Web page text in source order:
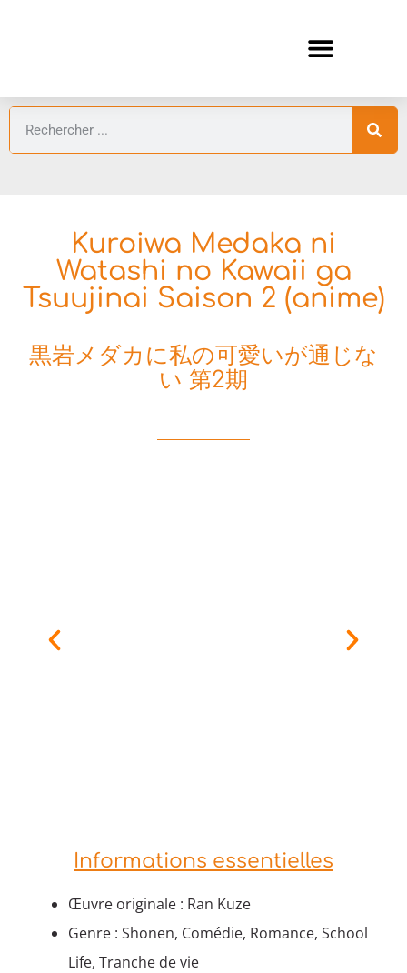
Kuroiwa Medaka ni
Watashi no Kawaii ga
Tsuujinai Saison 2 (anime)
黒岩メダカに私の可愛いが通じな
い 第2期
Informations essentielles
Œuvre originale : Ran Kuze
Genre : Shonen, Comédie, Romance, School
Life, Tranche de vie